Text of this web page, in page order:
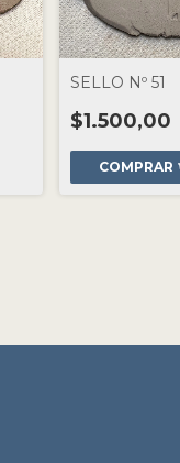
SELLO Nº 51
$1.500,00
COMPRAR